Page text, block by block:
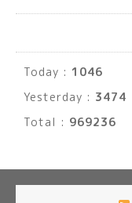
Today : 1046
Yesterday : 3474
Total : 969236